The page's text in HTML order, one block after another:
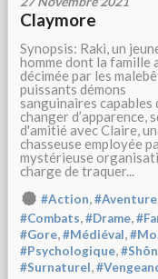
Claymore
Synopsis: Raki, un
homme dont la famille
décimée par les
puissants démons
sanguinaires capables
changer d’apparence,
d'amitié avec Claire,
chasseuse employée
mystérieuse
charge de traquer...
#Action,#Aventure
#Combats,#Drame,
#Gore,#Médiéval,
#Psychologique,
#Surnaturel,